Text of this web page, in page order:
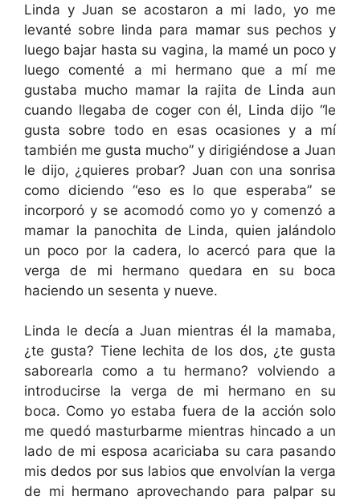
Linda y Juan se acostaron a mi lado, yo me
levanté sobre linda para mamar sus pechos y
luego bajar hasta su vagina, la mamé un poco y
luego comenté a mi hermano que a mí me
gustaba mucho mamar la rajita de Linda aun
cuando llegaba de coger con él, Linda dijo “le
gusta sobre todo en esas ocasiones y a mí
también me gusta mucho” y dirigiéndose a Juan
le dijo, ¿quieres probar? Juan con una sonrisa
como diciendo “eso es lo que esperaba” se
incorporó y se acomodó como yo y comenzó a
mamar la panochita de Linda, quien jalándolo
un poco por la cadera, lo acercó para que la
verga de mi hermano quedara en su boca
haciendo un sesenta y nueve.
Linda le decía a Juan mientras él la mamaba,
¿te gusta? Tiene lechita de los dos, ¿te gusta
saborearla como a tu hermano? volviendo a
introducirse la verga de mi hermano en su
boca. Como yo estaba fuera de la acción solo
me quedó masturbarme mientras hincado a un
lado de mi esposa acariciaba su cara pasando
mis dedos por sus labios que envolvían la verga
de mi hermano aprovechando para palpar su